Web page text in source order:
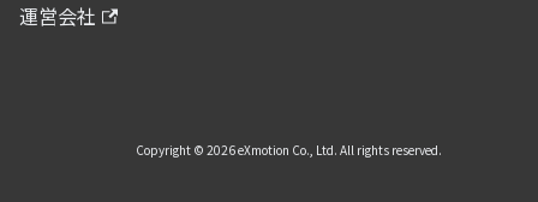
運営会社
Copyright © 2026 eXmotion Co., Ltd. All rights reserved.